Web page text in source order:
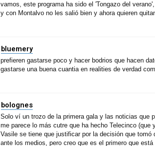
vamos, este programa ha sido el 'Tongazo del
y con Montalvo no les salió bien y ahora quieren
bluemery
prefieren gastarse poco y hacer bodrios que hacen
gastarse una buena cuantia en realities de verdad
bolognes
Solo ví un trozo de la primera gala y las noticias que
me parece lo más cutre que ha hecho Telecinco
Vasile se tiene que justificar por la decisión que
ante los medios, pero creo que es el primero que